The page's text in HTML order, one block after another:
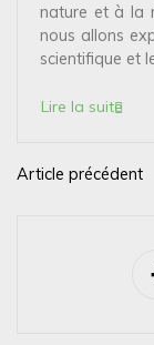
nature et à la
nous allons
scientifique et
Lire la suite
N
Article précédent